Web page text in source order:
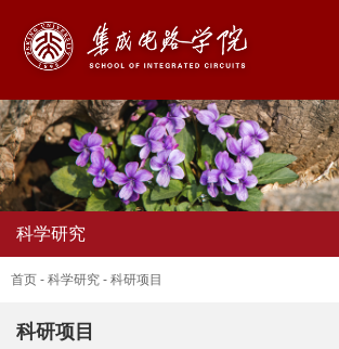
科学研究
首页 - 科学研究 - 科研项目
科研项目